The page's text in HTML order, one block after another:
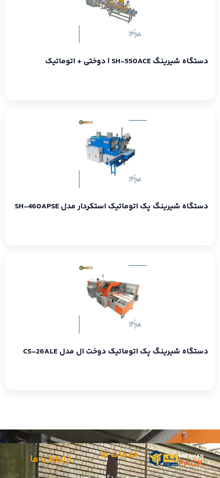
دستگاه شیرینگ SH-550ACE | دوختی + اتوماتیک
دستگاه شیرینگ پک اتوماتیک استکردار مدل SH-460APSE
دستگاه شیرینگ پک اتوماتیک دوخت ال مدل CS-26ALE
خدمات ما ارتباط با ما